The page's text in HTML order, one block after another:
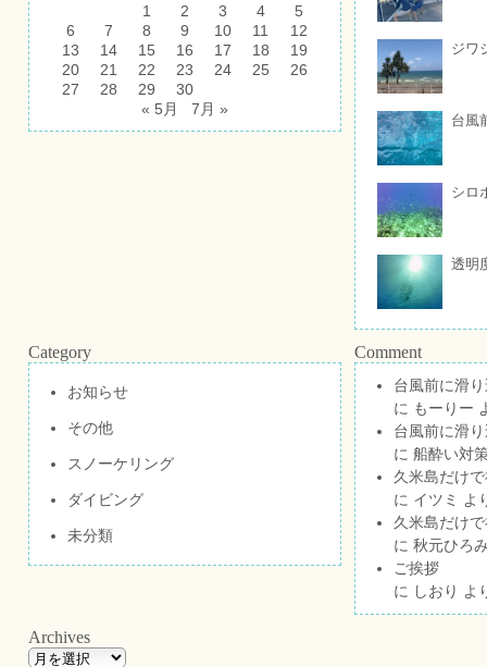
1
2 3 4
5
6
7 8 9 10 11
12
13
14 15 16 17 18
19
20
21 22 23 24 25
26
27
28 29
30
« 5月
7月 »
ジワ
台風
シロ
透明
Category
お知らせ
その他
スノーケリング
ダイビング
未分類
Comment
台風前に滑
に もーりー
台風前に滑
に 船酔い対
久米島だけ
に イツミ
よ
久米島だけ
に 秋元ひろ
ご挨拶
に しおり よ
Archives